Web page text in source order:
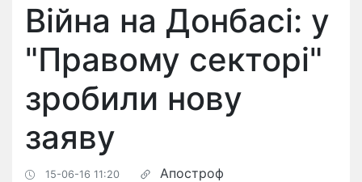
Війна на Донбасі: у
"Правому секторі"
зробили нову
заяву
15-06-16 11:20 Апостроф